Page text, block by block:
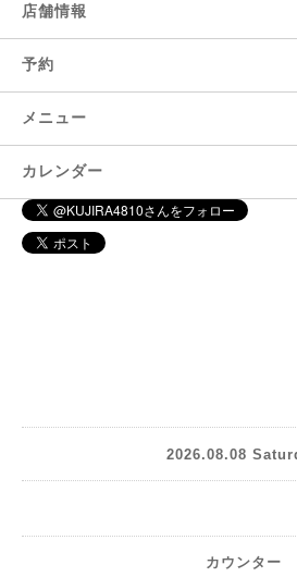
店舗情報
予約
メニュー
カレンダー
2026.08.08
カウンター